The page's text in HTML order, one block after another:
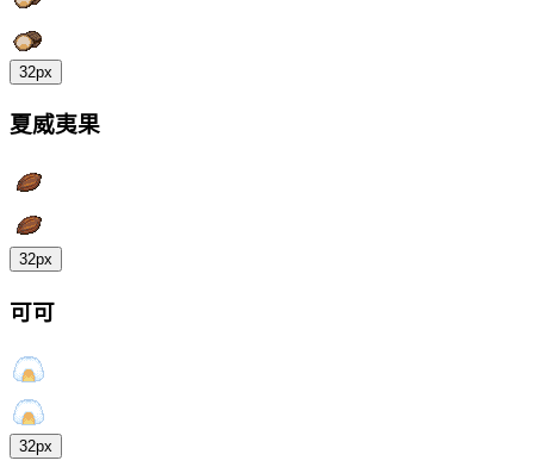
32px
夏威夷果
32px
可可
32px